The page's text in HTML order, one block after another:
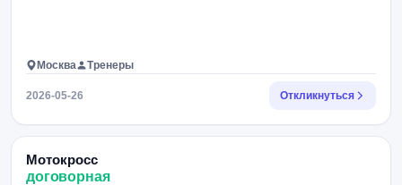
Москва Тренеры
2026-05-26 Откликнуться
Мотокросс
договорная